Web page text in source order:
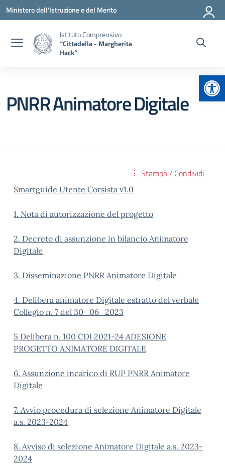
Vai ai contenuti
Vai al menu di navigazione
Vai al footer
Ministero dell'Istruzione e del Merito
Istituto Comprensivo
“Cittadella - Margherita
Hack”
PNRR Animatore Digitale
Stampa / Condividi
Smartguide Utente Corsista v1.0
1. Nota di autorizzazione del progetto
2. Decreto di assunzione in bilancio Animatore
Digitale
3. Disseminazione PNRR Animatore Digitale
4. Delibera animatore Digitale estratto del verbale
Collegio n. 7 del 30_06_2023
5 Delibera n. 100 CDI 2021-24 ADESIONE
PROGETTO ANIMATORE DIGITALE
6. Assunzione incarico di RUP PNRR Animatore
Digitale
7. Avvio procedura di selezione Animatore Digitale
a.s. 2023-2024
8. Avviso di selezione Animatore Digitale a.s. 2023-
2024